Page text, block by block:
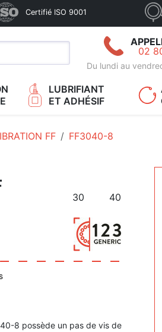
Certifié ISO 9001
02
Du lundi au
LUBRIFIANT
ET ADHÉSIF
FF FF3040-8
30 40
8 possède un pas de vis de